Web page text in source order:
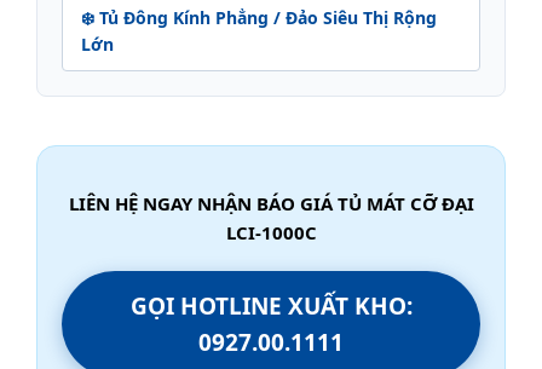
❄️ Tủ Đông Kính Phẳng / Đảo Siêu Thị Rộng
Lớn
LIÊN HỆ NGAY NHẬN BÁO GIÁ TỦ MÁT CỠ ĐẠI
LCI-1000C
GỌI HOTLINE XUẤT KHO:
0927.00.1111